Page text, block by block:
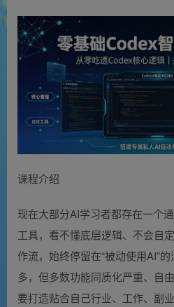
课程介绍
现在大部分AI学习者都存在一个
工具，看不懂底层逻辑、不会自
作流，始终停留在“被动使用AI”
多，但多数功能同质化严重、自
要打造贴合自己行业、工作、副